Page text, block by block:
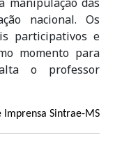
nacional. Os
participativos e
momento para
o professor
Imprensa Sintrae-MS